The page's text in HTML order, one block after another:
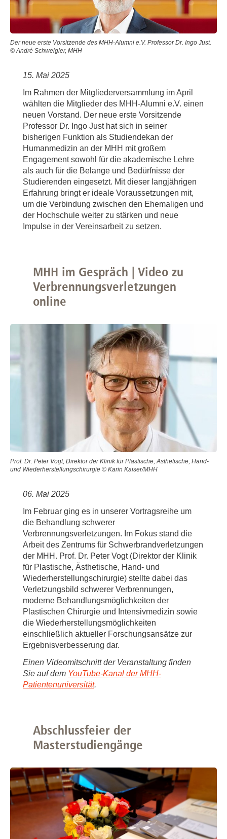
Der neue erste Vorsitzende des MHH-Alumni e.V. Professor Dr. Ingo Just.
© André Schweigler, MHH
15. Mai 2025
Im Rahmen der Mitgliederversammlung im April
wählten die Mitglieder des MHH-Alumni e.V. einen
neuen Vorstand. Der neue erste Vorsitzende
Professor Dr. Ingo Just hat sich in seiner
bisherigen Funktion als Studiendekan der
Humanmedizin an der MHH mit großem
Engagement sowohl für die akademische Lehre
als auch für die Belange und Bedürfnisse der
Studierenden eingesetzt. Mit dieser langjährigen
Erfahrung bringt er ideale Voraussetzungen mit,
um die Verbindung zwischen den Ehemaligen und
der Hochschule weiter zu stärken und neue
Impulse in der Vereinsarbeit zu setzen.
MHH im Gespräch | Video zu
Verbrennungsverletzungen
online
Prof. Dr. Peter Vogt, Direktor der Klinik für Plastische, Ästhetische, Hand-
und Wiederherstellungschirurgie © Karin Kaiser/MHH
06. Mai 2025
Im Februar ging es in unserer Vortragsreihe um
die Behandlung schwerer
Verbrennungsverletzungen. Im Fokus stand die
Arbeit des Zentrums für Schwerbrandverletzungen
der MHH. Prof. Dr. Peter Vogt (Direktor der Klinik
für Plastische, Ästhetische, Hand- und
Wiederherstellungschirurgie) stellte dabei das
Verletzungsbild schwerer Verbrennungen,
moderne Behandlungsmöglichkeiten der
Plastischen Chirurgie und Intensivmedizin sowie
die Wiederherstellungsmöglichkeiten
einschließlich aktueller Forschungsansätze zur
Ergebnisverbesserung dar.
Einen Videomitschnitt der Veranstaltung finden
Sie auf dem YouTube-Kanal der MHH-
Patientenuniversität.
Abschlussfeier der
Masterstudiengänge